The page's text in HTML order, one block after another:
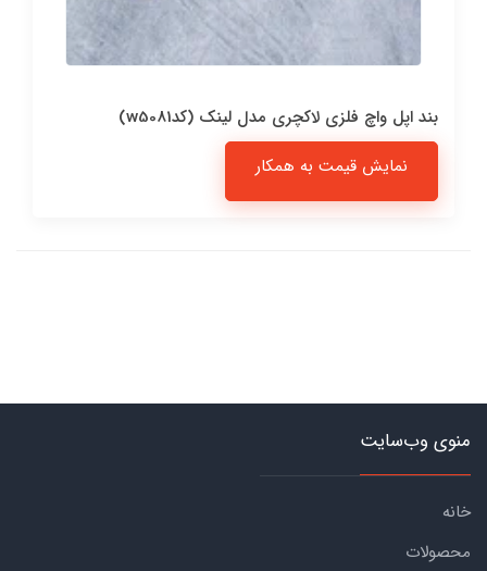
بند اپل واچ فلزی لاکچری مدل لینک (کدw5081)
نمایش قیمت به همکار
منوی وب‌سایت
خانه
محصولات